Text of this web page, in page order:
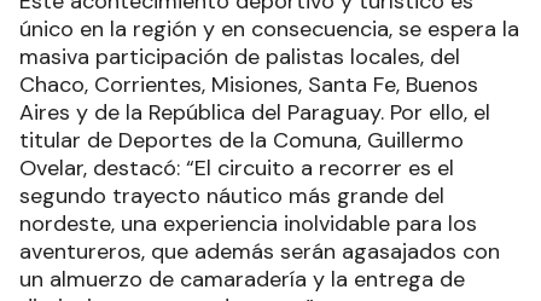
único en la región y en consecuencia, se espera la
masiva participación de palistas locales, del
Chaco, Corrientes, Misiones, Santa Fe, Buenos
Aires y de la República del Paraguay. Por ello, el
titular de Deportes de la Comuna, Guillermo
Ovelar, destacó: “El circuito a recorrer es el
segundo trayecto náutico más grande del
nordeste, una experiencia inolvidable para los
aventureros, que además serán agasajados con
un almuerzo de camaradería y la entrega de